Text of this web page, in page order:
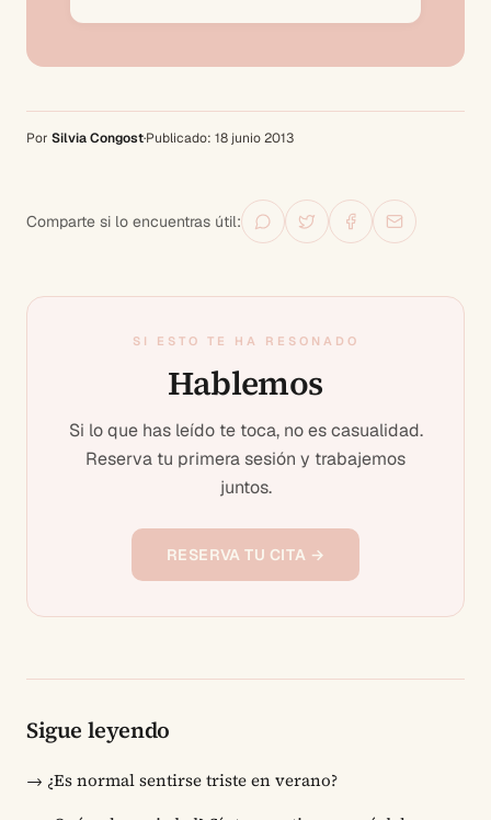
Por Silvia Congost·Publicado: 18 junio 2013
Comparte si lo encuentras útil:
SI ESTO TE HA RESONADO
Hablemos
Si lo que has leído te toca, no es casualidad.
Reserva tu primera sesión y trabajemos
juntos.
RESERVA TU CITA →
Sigue leyendo
→ ¿Es normal sentirse triste en verano?